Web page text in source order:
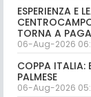
ESPERIENZA E
TORNA A
06-Aug-2026
COPPA ITALIA:
PALMESE
06-Aug-2026